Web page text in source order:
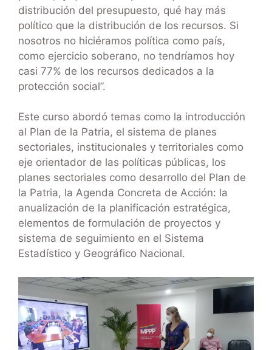
distribución del presupuesto, qué hay más
político que la distribución de los recursos. Si
nosotros no hiciéramos política como país,
como ejercicio soberano, no tendríamos hoy
casi 77% de los recursos dedicados a la
protección social”.
Este curso abordó temas como la introducción
al Plan de la Patria, el sistema de planes
sectoriales, institucionales y territoriales como
eje orientador de las políticas públicas, los
planes sectoriales como desarrollo del Plan de
la Patria, la Agenda Concreta de Acción: la
anualización de la planificación estratégica,
elementos de formulación de proyectos y
sistema de seguimiento en el Sistema
Estadístico y Geográfico Nacional.